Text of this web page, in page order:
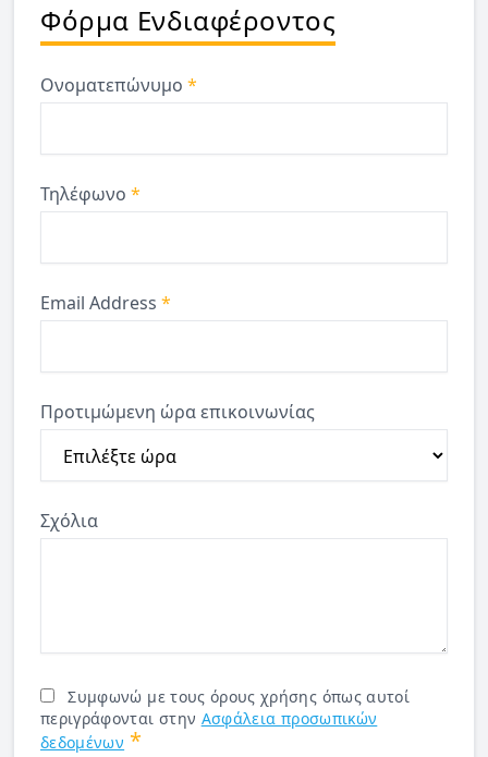
Φόρμα Ενδιαφέροντος
Ονοματεπώνυμο *
Τηλέφωνο *
Email Address *
Προτιμώμενη ώρα επικοινωνίας
Σχόλια
Συμφωνώ με τους όρους χρήσης όπως αυτοί
περιγράφονται στην Ασφάλεια προσωπικών
δεδομένων *